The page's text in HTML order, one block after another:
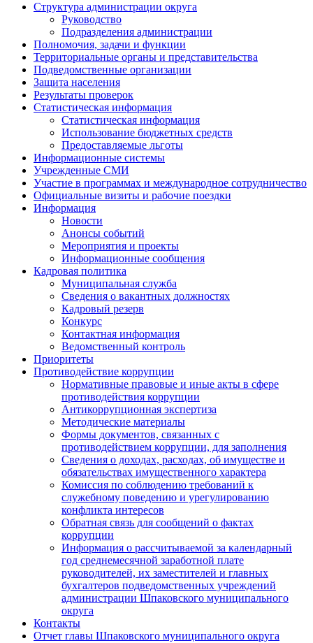
Структура администрации округа
Руководство
Подразделения администрации
Полномочия, задачи и функции
Территориальные органы и представительства
Подведомственные организации
Защита населения
Результаты проверок
Статистическая информация
Статистическая информация
Использование бюджетных средств
Предоставляемые льготы
Информационные системы
Учрежденные СМИ
Участие в программах и международное сотрудничество
Официальные визиты и рабочие поездки
Информация
Новости
Анонсы событий
Мероприятия и проекты
Информационные сообщения
Кадровая политика
Муниципальная служба
Сведения о вакантных должностях
Кадровый резерв
Конкурс
Контактная информация
Ведомственный контроль
Приоритеты
Противодействие коррупции
Нормативные правовые и иные акты в сфере
противодействия коррупции
Антикоррупционная экспертиза
Методические материалы
Формы документов, связанных с
противодействием коррупции, для заполнения
Сведения о доходах, расходах, об имуществе и
обязательствах имущественного характера
Комиссия по соблюдению требований к
служебному поведению и урегулированию
конфликта интересов
Обратная связь для сообщений о фактах
коррупции
Информация о рассчитываемой за календарный
год среднемесячной заработной плате
руководителей, их заместителей и главных
бухгалтеров подведомственных учреждений
администрации Шпаковского муниципального
округа
Контакты
Отчет главы Шпаковского муниципального округа